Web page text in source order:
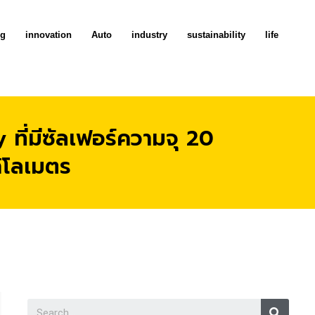
innovation Auto industry sustainability life
ที่มีซัลเฟอร์ความจุ 20
เมตร